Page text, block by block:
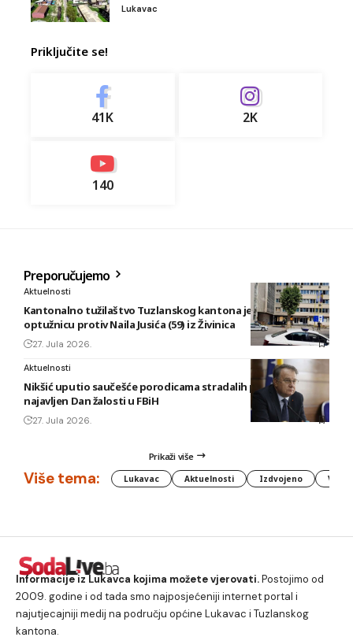
Lukavac
Priključite se!
41K 2K
140
Preporučujemo
Aktuelnosti
Kantonalno tužilaštvo Tuzlanskog kantona je podiglo
optužnicu protiv Naila Jusića (59) iz Živinica
27. Jula 2026.
Aktuelnosti
Nikšić uputio saučešće porodicama stradalih planinara,
najavljen Dan žalosti u FBiH
27. Jula 2026.
Prikaži više
Više tema: Lukavac Aktuelnosti Izdvojeno
Informacije iz Lukavca kojima možete vjerovati.Postojimo od
2009. godine i od tada smo najposjećeniji internet portal i
najutjecajniji medij na području općine Lukavac i Tuzlanskog
kantona.